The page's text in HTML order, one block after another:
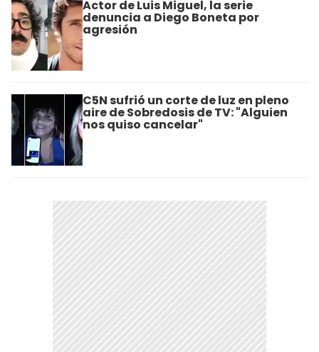
Actor de Luis Miguel, la serie
denuncia a Diego Boneta por
agresión
C5N sufrió un corte de luz en pleno
aire de Sobredosis de TV: "Alguien
nos quiso cancelar"